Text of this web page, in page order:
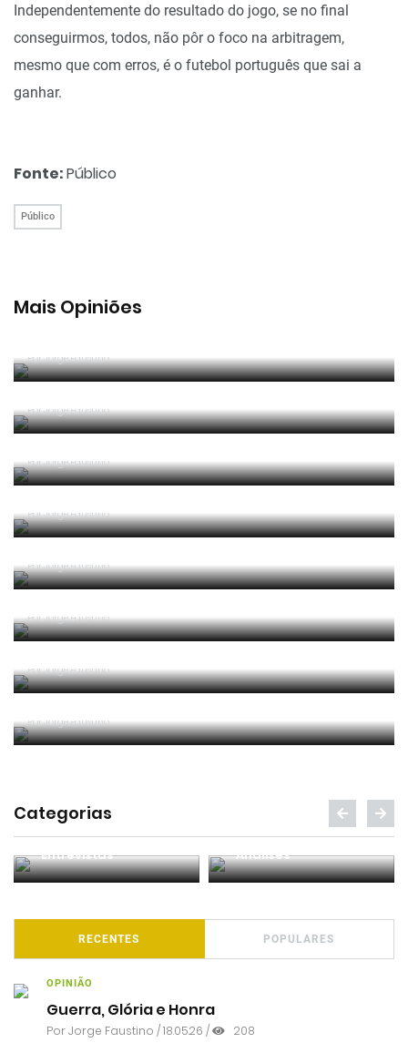
Independentemente do resultado do jogo, se no final
conseguirmos, todos, não pôr o foco na arbitragem,
mesmo que com erros, é o futebol português que sai a
ganhar.
Fonte:Público
Público
Mais Opiniões
PorJorge Faustino
PorJorge Faustino
PorJorge Faustino
PorJorge Faustino
PorJorge Faustino
PorJorge Faustino
PorJorge Faustino
PorJorge Faustino
Categorias
Entrevistas Análises
RECENTES POPULARES
OPINIÃO
Guerra, Glória e Honra
PorJorge Faustino / 18.05.26 / 208